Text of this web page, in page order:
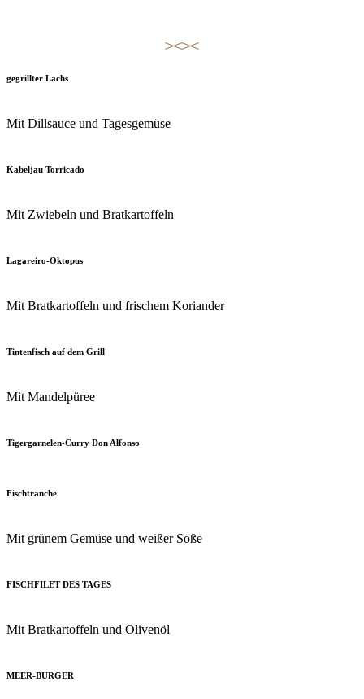
gegrillter Lachs
Mit Dillsauce und Tagesgemüse
Kabeljau Torricado
Mit Zwiebeln und Bratkartoffeln
Lagareiro-Oktopus
Mit Bratkartoffeln und frischem Koriander
Tintenfisch auf dem Grill
Mit Mandelpüree
Tigergarnelen-Curry Don Alfonso
Fischtranche
Mit grünem Gemüse und weißer Soße
FISCHFILET DES TAGES
Mit Bratkartoffeln und Olivenöl
MEER-BURGER